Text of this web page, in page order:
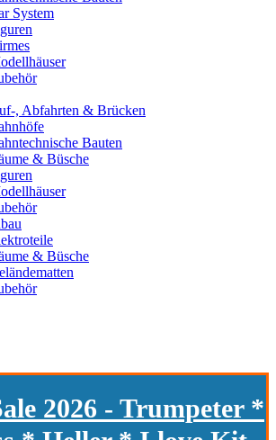
System
, Abfahrten & Brücken
Bauten
& Büsche
& Büsche
2026 - Trumpeter *